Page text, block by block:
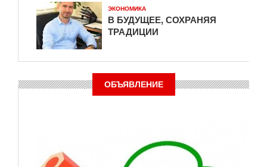
ЭКОНОМИКА
В БУДУЩЕЕ, СОХРАНЯЯ
ТРАДИЦИИ
ОБЪЯВЛЕНИЕ